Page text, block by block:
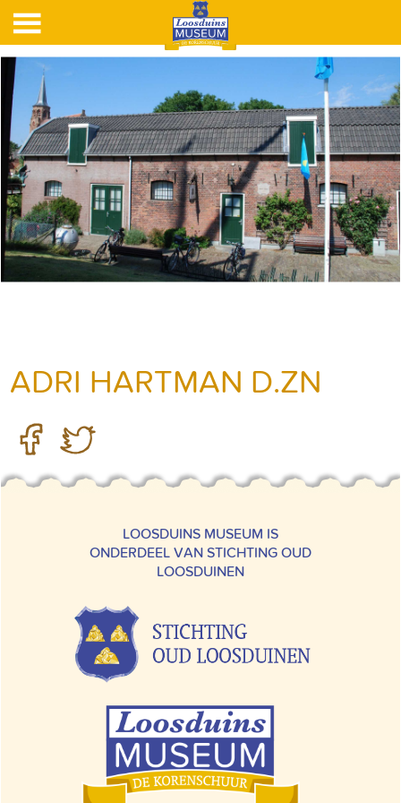
ADRI HARTMAN D.ZN
LOOSDUINS MUSEUM IS
ONDERDEEL VAN STICHTING OUD
LOOSDUINEN